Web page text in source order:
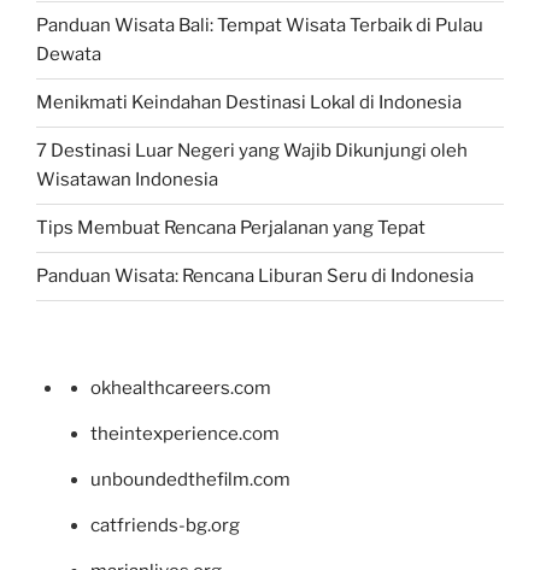
Panduan Wisata Bali: Tempat Wisata Terbaik di Pulau
Dewata
Menikmati Keindahan Destinasi Lokal di Indonesia
7 Destinasi Luar Negeri yang Wajib Dikunjungi oleh
Wisatawan Indonesia
Tips Membuat Rencana Perjalanan yang Tepat
Panduan Wisata: Rencana Liburan Seru di Indonesia
okhealthcareers.com
theintexperience.com
unboundedthefilm.com
catfriends-bg.org